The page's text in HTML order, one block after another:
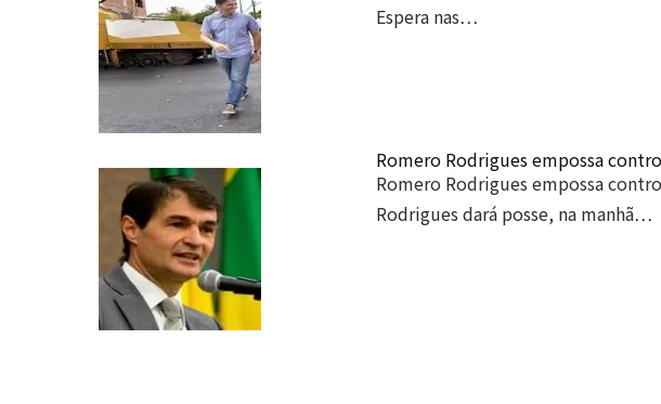
Espera nas…
Romero Rodrigues empossa
Romero Rodrigues empossa
Rodrigues dará posse, na manhã…